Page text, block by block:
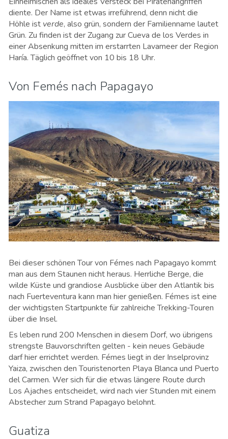
diente. Der Name ist etwas irreführend, denn nicht die
Höhle ist verde, also grün, sondern der Familienname lautet
Grün. Zu finden ist der Zugang zur Cueva de los Verdes in
einer Absenkung mitten im erstarrten Lavameer der Region
Haría. Täglich geöffnet von 10 bis 18 Uhr.
Von Femés nach Papagayo
Bei dieser schönen Tour von Fémes nach Papagayo kommt
man aus dem Staunen nicht heraus. Herrliche Berge, die
wilde Küste und grandiose Ausblicke über den Atlantik bis
nach Fuerteventura kann man hier genießen. Fémes ist eine
der wichtigsten Startpunkte für zahlreiche Trekking-Touren
über die Insel.
Es leben rund 200 Menschen in diesem Dorf, wo übrigens
strengste Bauvorschriften gelten - kein neues Gebäude
darf hier errichtet werden. Fémes liegt in der Inselprovinz
Yaiza, zwischen den Touristenorten Playa Blanca und Puerto
del Carmen. Wer sich für die etwas längere Route durch
Los Ajaches entscheidet, wird nach vier Stunden mit einem
Abstecher zum Strand Papagayo belohnt.
Guatiza